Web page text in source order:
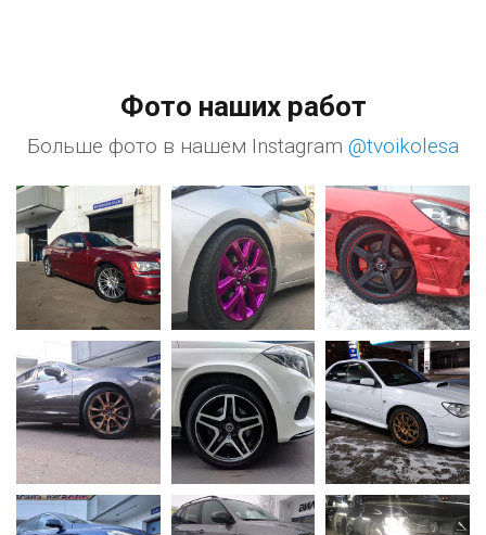
Фото наших работ
Больше фото в нашем Instagram @tvoikolesa